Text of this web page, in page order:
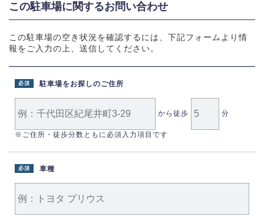
この駐車場に関するお問い合わせ
この駐車場の空き状況を確認するには、下記フォームより情
報をご入力の上、送信してください。
駐車場をお探しのご住所
必須
から徒歩 分
※ご住所・徒歩分数ともに必須入力項目です
車種
必須